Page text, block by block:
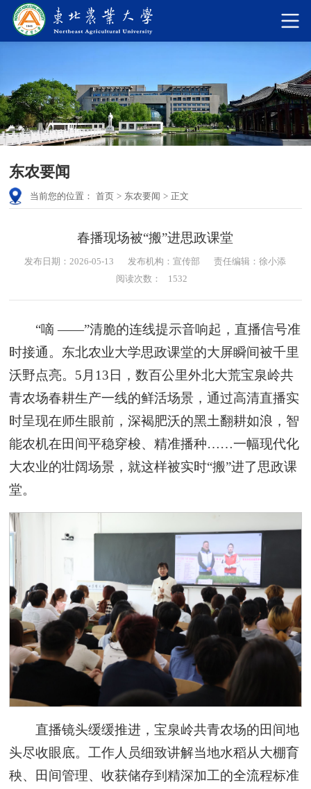
东农要闻
当前您的位置： 首页 > 东农要闻 > 正文
春播现场被“搬”进思政课堂
发布日期：2026-05-13 发布机构：宣传部
责任编辑：徐小添
阅读次数：
1532
“嘀 ——”清脆的连线提示音响起，直播信号准
时接通。东北农业大学思政课堂的大屏瞬间被千里
沃野点亮。5月13日，数百公里外北大荒宝泉岭共
青农场春耕生产一线的鲜活场景，通过高清直播实
时呈现在师生眼前，深褐肥沃的黑土翻耕如浪，智
能农机在田间平稳穿梭、精准播种……一幅现代化
大农业的壮阔场景，就这样被实时“搬”进了思政课
堂。
直播镜头缓缓推进，宝泉岭共青农场的田间地
头尽收眼底。工作人员细致讲解当地水稻从大棚育
秧、田间管理、收获储存到精深加工的全流程标准